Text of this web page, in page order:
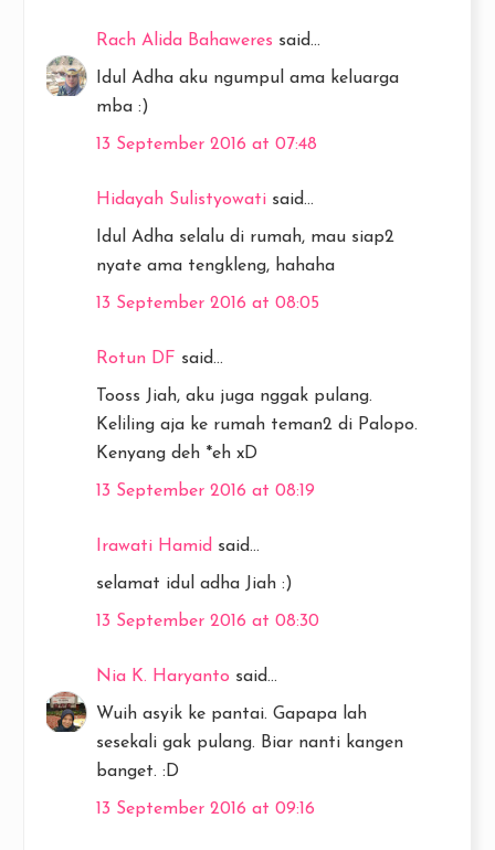
Rach Alida Bahaweres said...
Idul Adha aku ngumpul ama keluarga
mba :)
13 September 2016 at 07:48
Hidayah Sulistyowati said...
Idul Adha selalu di rumah, mau siap2
nyate ama tengkleng, hahaha
13 September 2016 at 08:05
Rotun DF said...
Tooss Jiah, aku juga nggak pulang.
Keliling aja ke rumah teman2 di Palopo.
Kenyang deh *eh xD
13 September 2016 at 08:19
Irawati Hamid said...
selamat idul adha Jiah :)
13 September 2016 at 08:30
Nia K. Haryanto said...
Wuih asyik ke pantai. Gapapa lah
sesekali gak pulang. Biar nanti kangen
banget. :D
13 September 2016 at 09:16